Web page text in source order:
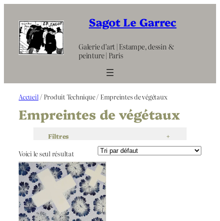
contenu
Sagot Le Garrec
Galerie d’art | Estampe, dessin &
peinture | Paris
Accueil / Produit Technique / Empreintes de végétaux
Empreintes de végétaux
Filtres +
Voici le seul résultat